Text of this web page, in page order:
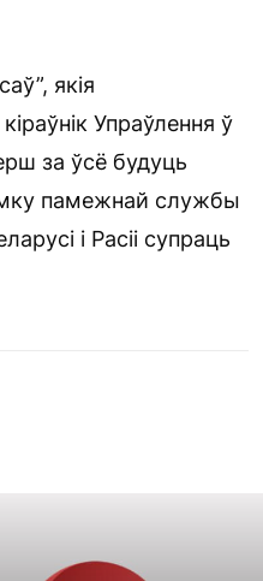
якія
Упраўлення ў
за ўсё будуць
памежнай службы
і Расіі супраць